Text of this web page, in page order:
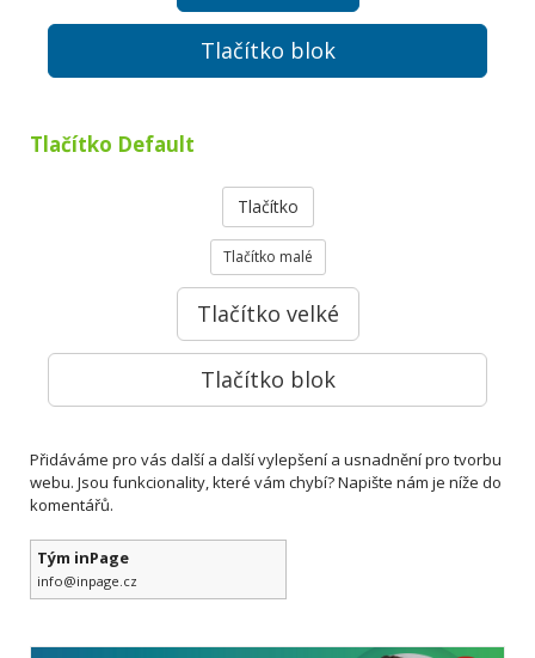
Tlačítko blok
Tlačítko Default
Tlačítko
Tlačítko malé
Tlačítko velké
Tlačítko blok
Přidáváme pro vás další a další vylepšení a usnadnění pro tvorbu
webu. Jsou funkcionality, které vám chybí? Napište nám je níže do
komentářů.
Tým inPage
info@inpage.cz